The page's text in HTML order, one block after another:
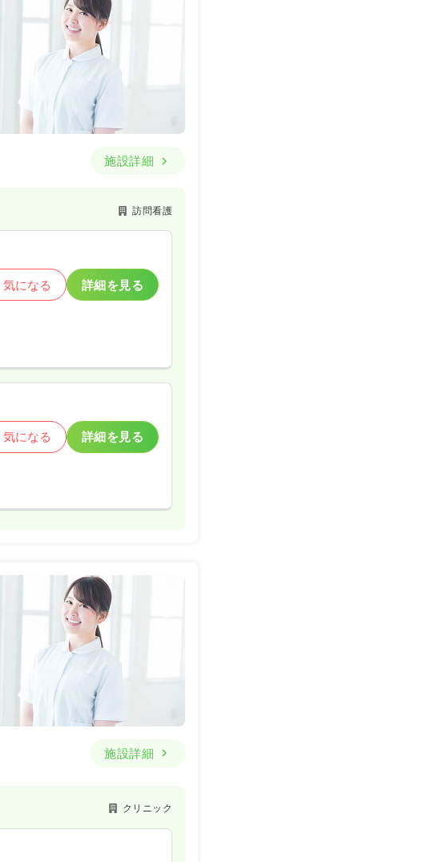
施設詳細
訪問看護
気になる 詳細を見る
気になる 詳細を見る
施設詳細
クリニック